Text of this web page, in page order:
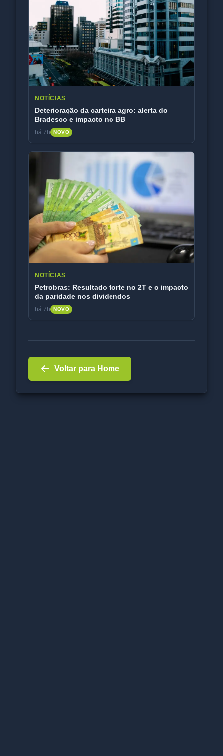
NOTÍCIAS
Deterioração da carteira agro: alerta do
Bradesco e impacto no BB
há 7h NOVO
NOTÍCIAS
Petrobras: Resultado forte no 2T e o impacto
da paridade nos dividendos
há 7h NOVO
Voltar para Home